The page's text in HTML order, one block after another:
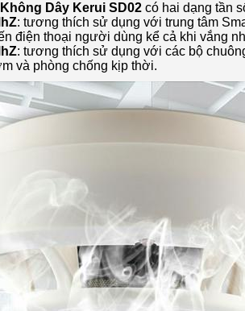
Dây Kerui SD02 có hai dạng tần
: tương thích sử dụng với trung tâm
điện thoại người dùng kể cả khi vắng
: tương thích sử dụng với các bộ
và phòng chống kịp thời.